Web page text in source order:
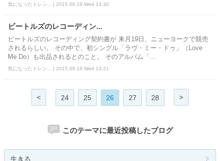
気になったトレン... | 2015.08.19 Wed 13:30
ビートルズのレコーディン...
ビートルズのレコーディング契約書が 来月19日、ニューヨークで競売
されるらしい。 その中で、初シングル「ラヴ・ミー・ドゥ」（Love
Me Do）も出品されるとのこと。 そのアルバム「...
気になったトレン... | 2015.08.19 Wed 13:21
< 24 25 26 27 28 >
このテーマに最近投稿したブログ
生きる